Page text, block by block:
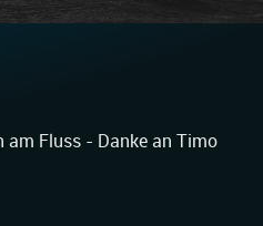
am Fluss - Danke an Timo